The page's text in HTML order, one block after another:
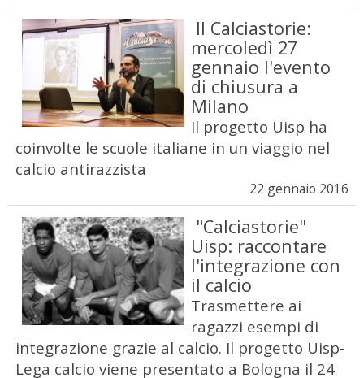
Il Calciastorie:
mercoledì 27
gennaio l'evento
di chiusura a
Milano
Il progetto Uisp ha
coinvolte le scuole italiane in un viaggio nel
calcio antirazzista
22 gennaio 2016
"Calciastorie"
Uisp: raccontare
l'integrazione con
il calcio
Trasmettere ai
ragazzi esempi di
integrazione grazie al calcio. Il progetto Uisp-
Lega calcio viene presentato a Bologna il 24